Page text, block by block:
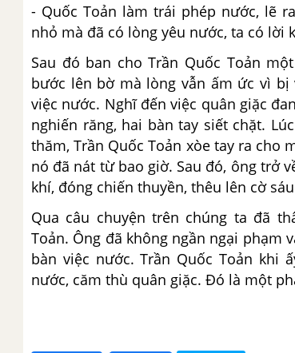
- Quốc Toản làm trái phép nước, lẽ
nhỏ mà đã có lòng yêu nước, ta có lời
Sau đó ban cho Trần Quốc Toản
bước lên bờ mà lòng vẫn ấm ức vì
việc nước. Nghĩ đến việc quân giặc
nghiến răng, hai bàn tay siết chặt.
thăm, Trần Quốc Toản xòe tay ra cho
nó đã nát từ bao giờ. Sau đó, ông trở
khí, đóng chiến thuyền, thêu lên cờ
Qua câu chuyện trên chúng ta đã
Toản. Ông đã không ngần ngại phạm
bàn việc nước. Trần Quốc Toản khi
nước, căm thù quân giặc. Đó là một